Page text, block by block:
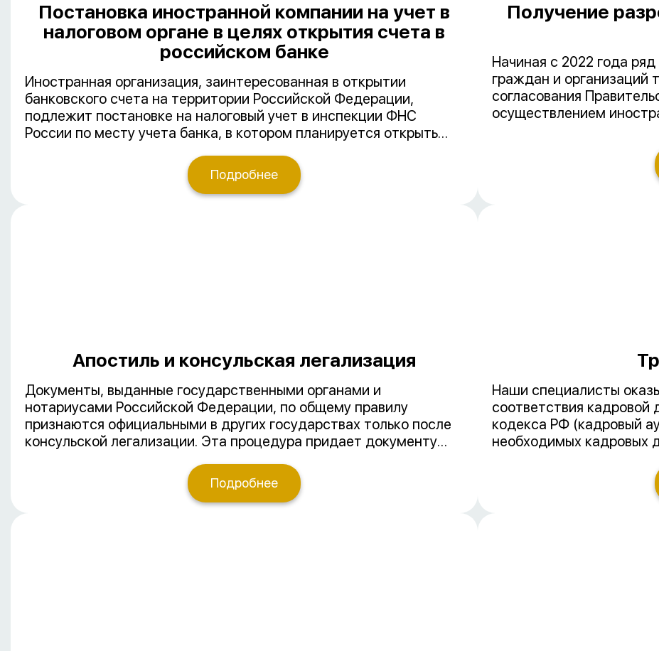
Постановка иностранной компании на учет в
налоговом органе в целях открытия счета в
российском банке
Иностранная организация, заинтересованная в открытии
банковского счета на территории Российской Федерации,
подлежит постановке на налоговый учет в инспекции ФНС
России по месту учета банка, в котором планируется открыть
организации присваивается ИНН и выдается Выписка из ЕГРН об
иностранных организациях.
Подробнее
Получение
Начиная с 2022 года
граждан и организаций
согласования
осуществлением
практики и
необходимо
систематизировать
Апостиль и консульская легализация
Документы, выданные государственными органами и
нотариусами Российской Федерации, по общему правилу
признаются официальными в других государствах только после
консульской легализации. Эта процедура придает документу
если страна предоставления документа присоединилась к
Гаагской конвенции, отменяющей требование легализации
иностранных официальных документов, от 05 октября 1961 года
Подробнее
Наши специалисты
соответствия кадровой
кодекса РФ (кадровый
необходимых кадровых
оптимизировать
защиту в спорах с